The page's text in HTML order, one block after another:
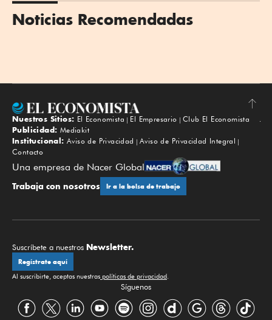
Noticias Recomendadas
Subir
Nuestros Sitios: El Economista El Empresario
Club El Economista
Publicidad: Mediakit
Institucional: Aviso de Privacidad
Aviso de Privacidad Integral
Contacto
Una empresa de Nacer Global
Trabaja con nosotros Ir a la bolsa de trabajo
Suscríbete a nuestros Newsletter.
Regístrate aquí
Al suscribirte, aceptas nuestras políticas de privacidad
Síguenos